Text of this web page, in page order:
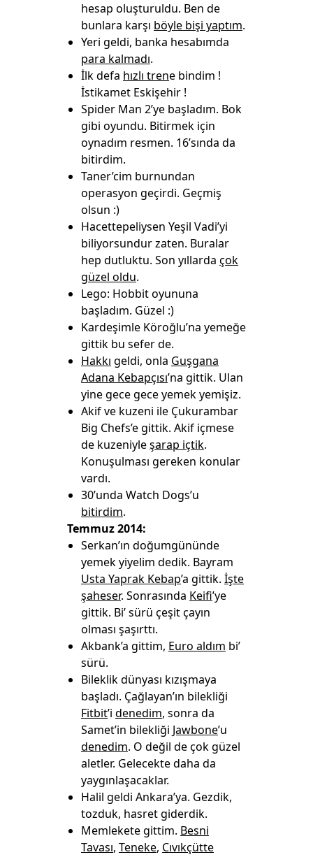
hesap oluşturuldu. Ben de
bunlara karşı böyle bişi yaptım.
Yeri geldi, banka hesabımda
para kalmadı.
İlk defa hızlı trene bindim !
İstikamet Eskişehir !
Spider Man 2’ye başladım. Bok
gibi oyundu. Bitirmek için
oynadım resmen. 16’sında da
bitirdim.
Taner’cim burnundan
operasyon geçirdi. Geçmiş
olsun :)
Hacettepeliysen Yeşil Vadi’yi
biliyorsundur zaten. Buralar
hep dutluktu. Son yıllarda çok
güzel oldu.
Lego: Hobbit oyununa
başladım. Güzel :)
Kardeşimle Köroğlu’na yemeğe
gittik bu sefer de.
Hakkı geldi, onla Guşgana
Adana Kebapçısı’na gittik. Ulan
yine gece gece yemek yemişiz.
Akif ve kuzeni ile Çukurambar
Big Chefs’e gittik. Akif içmese
de kuzeniyleşarap içtik.
Konuşulması gereken konular
vardı.
30’unda Watch Dogs’u
bitirdim.
Temmuz 2014:
Serkan’ın doğumgününde
yemek yiyelim dedik. Bayram
Usta Yaprak Kebap’a gittik. İşte
şaheser. Sonrasında Keifi’ye
gittik. Bi’ sürü çeşit çayın
olması şaşırttı.
Akbank’a gittim, Euro aldım bi’
sürü.
Bileklik dünyası kızışmaya
başladı. Çağlayan’ın bilekliği
Fitbit’i denedim, sonra da
Samet’in bilekliği Jawbone’u
denedim. O değil de çok güzel
aletler. Gelecekte daha da
yaygınlaşacaklar.
Halil geldi Ankara’ya. Gezdik,
tozduk, hasret giderdik.
Memlekete gittim. Besni
Tavası, Teneke, Cıvıkçütte